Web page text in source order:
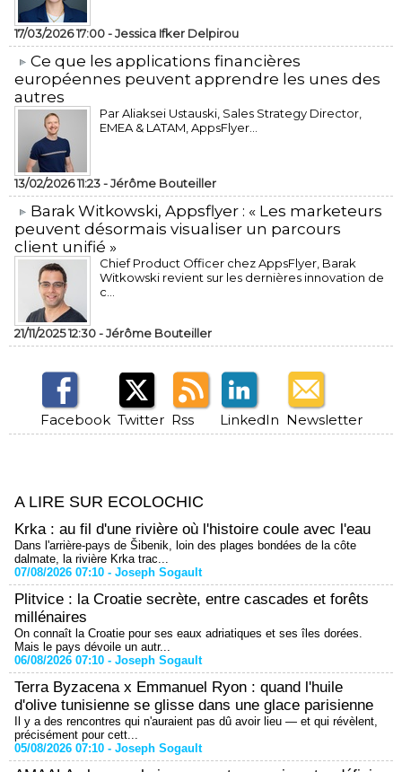
17/03/2026 17:00 -Jessica Ifker Delpirou
​Ce que les applications financières
européennes peuvent apprendre les unes des
autres
Par Aliaksei Ustauski, Sales Strategy Director,
EMEA & LATAM, AppsFlyer...
13/02/2026 11:23 -Jérôme Bouteiller
​Barak Witkowski, Appsflyer : « Les marketeurs
peuvent désormais visualiser un parcours
client unifié »
Chief Product Officer chez AppsFlyer, ​Barak
Witkowski revient sur les dernières innovation de
c...
21/11/2025 12:30 -Jérôme Bouteiller
Facebook Twitter Rss LinkedIn Newsletter
A LIRE SUR ECOLOCHIC
Krka : au fil d'une rivière où l'histoire coule avec l'eau
Dans l'arrière-pays de Šibenik, loin des plages bondées de la côte
dalmate, la rivière Krka trac...
07/08/2026 07:10 - Joseph Sogault
Plitvice : la Croatie secrète, entre cascades et forêts
millénaires
On connaît la Croatie pour ses eaux adriatiques et ses îles dorées.
Mais le pays dévoile un autr...
06/08/2026 07:10 - Joseph Sogault
Terra Byzacena x Emmanuel Ryon : quand l'huile
d'olive tunisienne se glisse dans une glace parisienne
Il y a des rencontres qui n'auraient pas dû avoir lieu — et qui révèlent,
précisément pour cett...
05/08/2026 07:10 - Joseph Sogault